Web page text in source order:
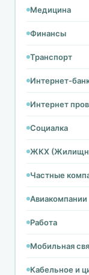
Медицина
Финансы
Транспорт
Интернет-
Интернет
Социалка
ЖКХ
Частные
Авиакомпании
Работа
Мобильная
Кабельное и